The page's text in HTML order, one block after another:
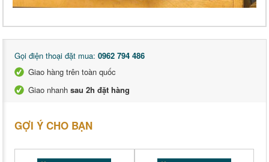
Gọi điện thoại đặt mua: 0962 794 486
Giao hàng trên toàn quốc
Giao nhanh sau 2h đặt hàng
GỢI Ý CHO BẠN